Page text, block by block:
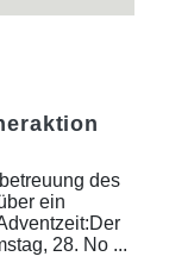
des
ein
28. No ...